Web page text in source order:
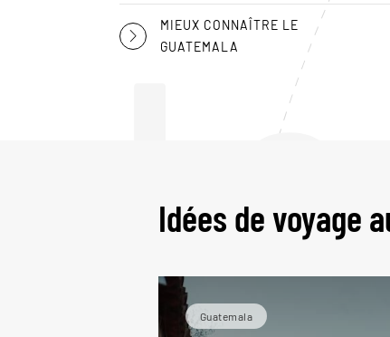
MIEUX CONNAÎTRE LE
GUATEMALA
Idées de voyage
Guatemala